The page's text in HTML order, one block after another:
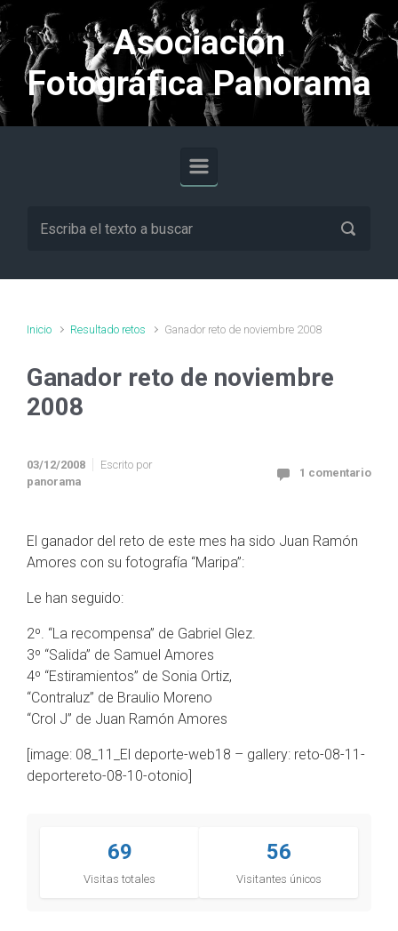
Saltar al contenido principal
Asociación
Fotográfica Panorama
Inicio Resultado retos Ganador reto de noviembre 2008
Ganador reto de noviembre
2008
03/12/2008
Escrito por
panorama
1 comentario
El ganador del reto de este mes ha sido Juan Ramón
Amores con su fotografía “Maripa”:
Le han seguido:
2º. “La recompensa” de Gabriel Glez.
3º “Salida” de Samuel Amores
4º “Estiramientos” de Sonia Ortiz,
“Contraluz” de Braulio Moreno
“Crol J” de Juan Ramón Amores
[image: 08_11_El deporte-web18 – gallery: reto-08-11-
deportereto-08-10-otonio]
69
Visitas totales
56
Visitantes únicos